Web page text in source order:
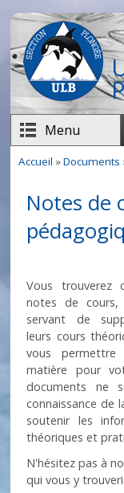
Aller au contenu
Menu
Accueil »Documents
Notes de
Vous trouverez
notes de
servant de
leurs cours
vous permettre
matière pour
documents ne
connaissance de
soutenir les
théoriques et
N'hésitez pas à
qui vous y